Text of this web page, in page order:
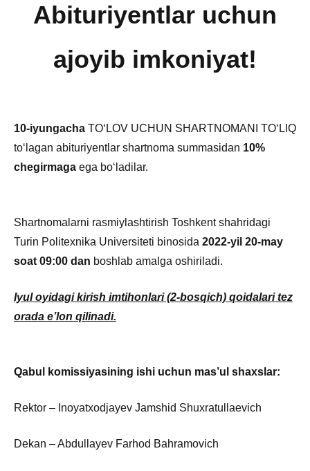
Abituriyentlar uchun
ajoyib imkoniyat!
10-iyungacha TO‘LOV UCHUN SHARTNOMANI TO‘LIQ
to‘lagan abituriyentlar shartnoma summasidan 10%
chegirmaga ega bo‘ladilar.
Shartnomalarni rasmiylashtirish Toshkent shahridagi
Turin Politexnika Universiteti binosida 2022-yil 20-may
soat 09:00 dan boshlab amalga oshiriladi.
Iyul oyidagi kirish imtihonlari (2-bosqich) qoidalari tez
orada e’lon qilinadi.
Qabul komissiyasining ishi uchun mas’ul shaxslar:
Rektor – Inoyatxodjayev Jamshid Shuxratullaevich
Dekan – Abdullayev Farhod Bahramovich